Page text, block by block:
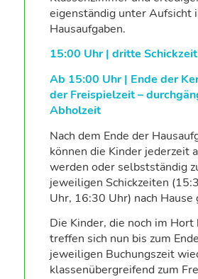
eigenständig unter Aufsicht
Hausaufgaben.
15:00 Uhr | dritte Schickzeit
Ab 15:00 Uhr | Ende der
der Freispielzeit –
Abholzeit
Nach dem Ende der
können die Kinder jederzeit
werden oder selbstständig
jeweiligen Schickzeiten
Uhr, 16:30 Uhr) nach Hause
Die Kinder, die noch im Hort
treffen sich nun bis zum
jeweiligen Buchungszeit
klassenübergreifend zum